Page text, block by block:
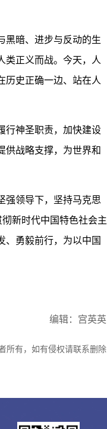
暗、进步与反动的生
类正义而战。今天，人
历史正确一边、站在人
神圣职责，加快建设
供战略支撑，为世界和
领导下，坚持马克思
新时代中国特色社会主
、勇毅前行，为以中国
编辑：宫英英
所有，如有侵权请联系删除